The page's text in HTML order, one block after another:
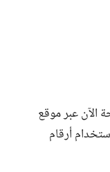
الآن عبر موقع
أرقام